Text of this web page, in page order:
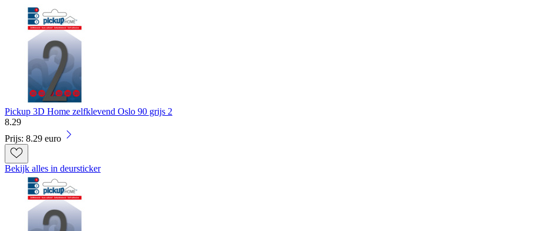
Pickup 3D Home zelfklevend Oslo 90 grijs 2
8.29
Prijs: 8.29 euro
Bekijk alles in deursticker